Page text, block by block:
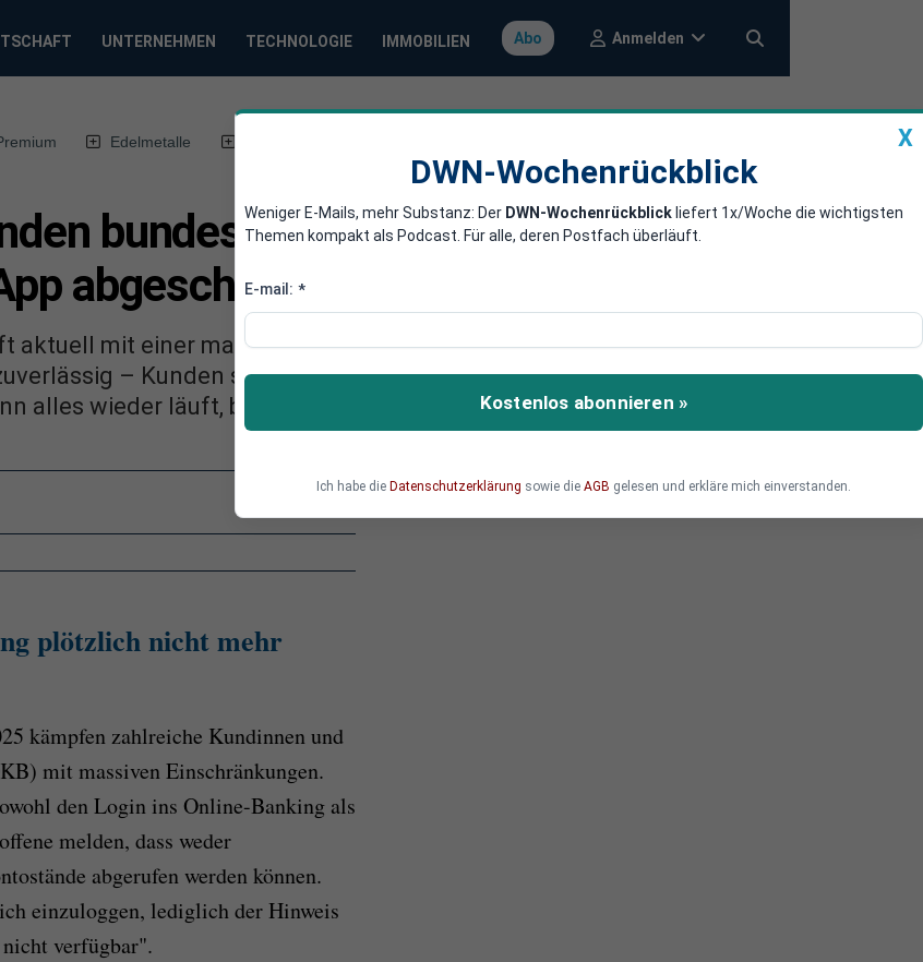
UNTERNEHMEN TECHNOLOGIE IMMOBILIEN Abo Anmelden
Edelmetalle
bundesweit vom Online-
abgeschnitten
aktuell mit einer massiven Störung. Weder Login noch
– Kunden sind bundesweit betroffen. Die Bank arbeitet
alles wieder läuft, bleibt offen.
plötzlich nicht mehr
kämpfen zahlreiche Kundinnen und
mit massiven Einschränkungen.
den Login ins Online-Banking als
melden, dass weder
abgerufen werden können.
einzuloggen, lediglich der Hinweis
verfügbar".
X
DWN-Wochenrückblick
Weniger E-Mails, mehr Substanz: Der DWN-Wochenrückblick liefert 1x/Woche die wichtigsten
Themen kompakt als Podcast. Für alle, deren Postfach überläuft.
E-mail: *
Kostenlos abonnieren »
Ich habe die Datenschutzerklärung sowie die AGB gelesen und erkläre mich einverstanden.